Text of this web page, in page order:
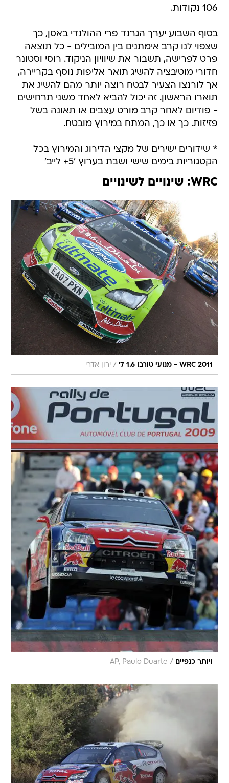
בסוף השבוע יערך הגרנד פרי ההולנדי באסן, כך
פרט לפרישה, תשבור את שיוויון הניקוד. רוסי וסטונר
חדורי מוטיבציה להשיג תואר אליפות נוסף בקריירה,
אך לורנצו הצעיר לבטח רוצה יותר מהם להשיג את
תוארו הראשון. זה יכול להביא לאחד משני תרחישים
- פודיום לאחר קרב מורט עצבים או תאונה בשל
פזיזות. כך או כך, המתח במירוץ מובטח.
* שידורים ישירים של מקצי הדירוג והמירוץ בכל
WRC: שינויים לשינויים
/ ירון אדרי
/
AP, Paulo Duarte